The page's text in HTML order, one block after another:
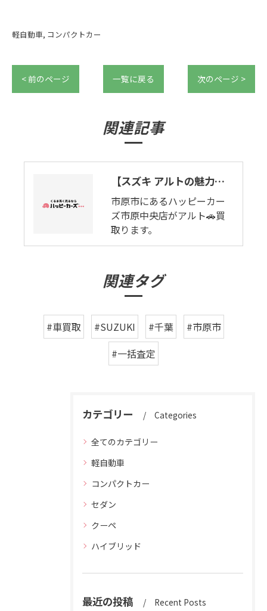
軽自動車 コンパクトカー
< 前のページ 一覧に戻る 次のページ >
関連記事
【スズキ アルトの魅力を紹介】アルト47万円。市原市にあるハッピーカーズ市原中央店がスズキ アルト🚙買います。
市原市にあるハッピーカー
ズ市原中央店がアルト🚗買
取ります。
関連タグ
#車買取 #SUZUKI #千葉
#市原市
#一括査定
カテゴリー Categories
全てのカテゴリー
軽自動車
コンパクトカー
セダン
クーペ
ハイブリッド
最近の投稿 Recent Posts